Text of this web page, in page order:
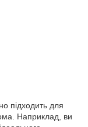
підходить для
Наприклад, ви